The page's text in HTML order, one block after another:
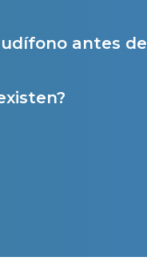
antes de